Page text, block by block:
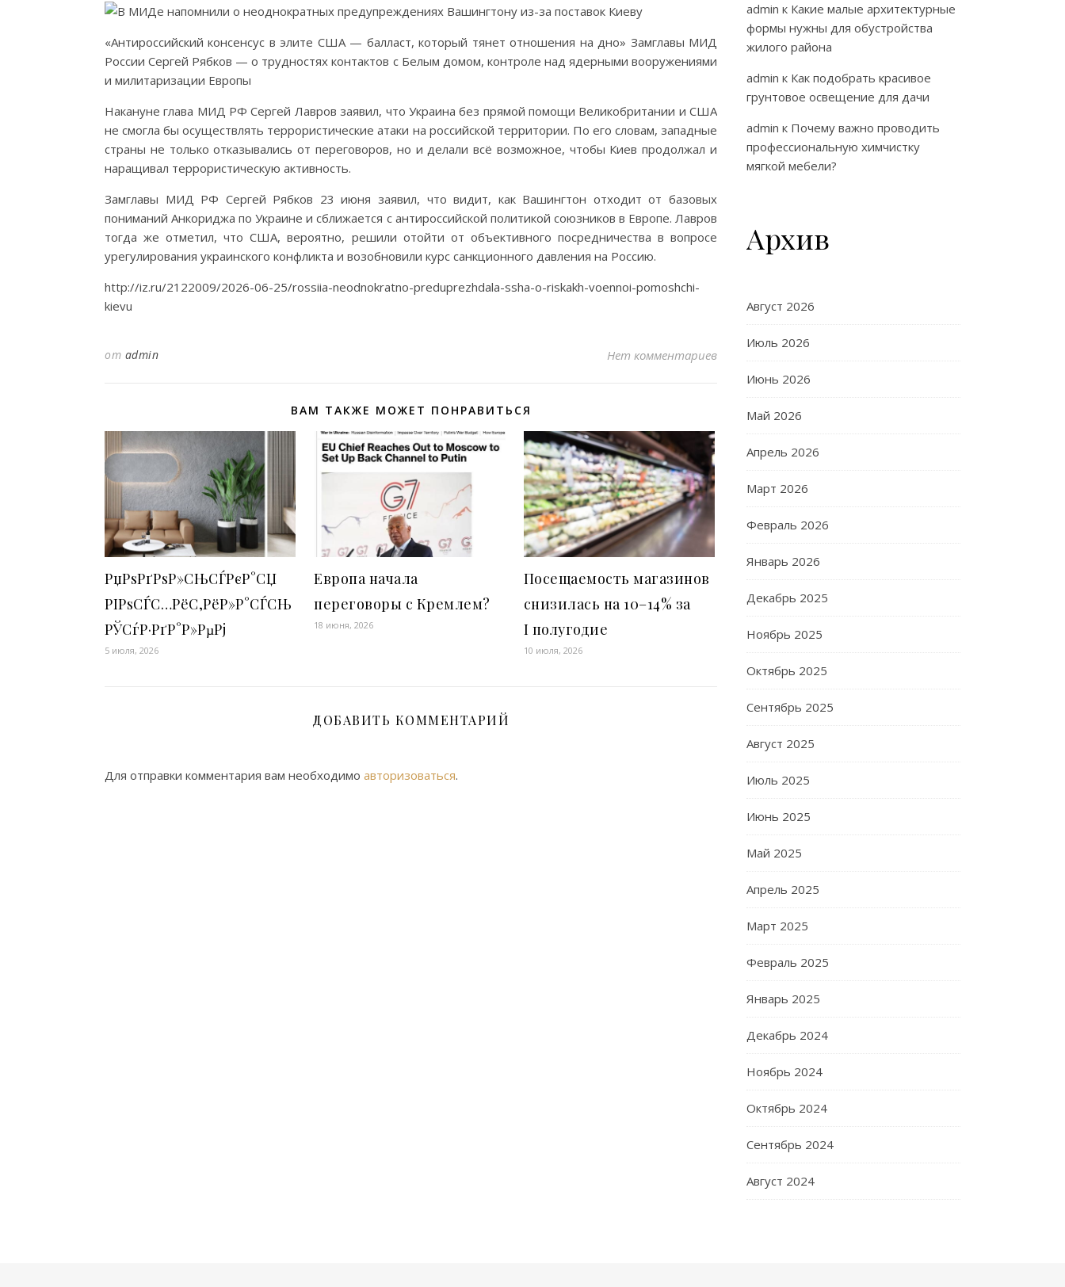
«Антироссийский консенсус в элите США — балласт, который тянет отношения на дно» Замглавы МИД
России Сергей Рябков — о трудностях контактов с Белым домом, контроле над ядерными вооружениями
и милитаризации Европы
Накануне глава МИД РФ Сергей Лавров заявил, что Украина без прямой помощи Великобритании и США
не смогла бы осуществлять террористические атаки на российской территории. По его словам, западные
страны не только отказывались от переговоров, но и делали всё возможное, чтобы Киев продолжал и
наращивал террористическую активность.
Замглавы МИД РФ Сергей Рябков 23 июня заявил, что видит, как Вашингтон отходит от базовых
пониманий Анкориджа по Украине и сближается с антироссийской политикой союзников в Европе. Лавров
тогда же отметил, что США, вероятно, решили отойти от объективного посредничества в вопросе
урегулирования украинского конфликта и возобновили курс санкционного давления на Россию.
http://iz.ru/2122009/2026-06-25/rossiia-neodnokratno-preduprezhdala-ssha-o-riskakh-voennoi-pomoshchi-
kievu
от admin Нет комментариев
ВАМ ТАКЖЕ МОЖЕТ ПОНРАВИТЬСЯ
РџРѕРґРѕР»СЊСЃРєР°СЏ
РІРѕСЃС…РёС‚РёР»Р°СЃСЊ
РЎСѓР·РґР°Р»РµРј
5 июля, 2026
Европа начала
переговоры с Кремлем?
18 июня, 2026
Посещаемость магазинов
снизилась на 10–14% за
I полугодие
10 июля, 2026
ДОБАВИТЬ КОММЕНТАРИЙ
Для отправки комментария вам необходимо авторизоваться.
admin к Какие малые архитектурные
формы нужны для обустройства
жилого района
admin к Как подобрать красивое
грунтовое освещение для дачи
admin к Почему важно проводить
профессиональную химчистку
мягкой мебели?
Архив
Август 2026
Июль 2026
Июнь 2026
Май 2026
Апрель 2026
Март 2026
Февраль 2026
Январь 2026
Декабрь 2025
Ноябрь 2025
Октябрь 2025
Сентябрь 2025
Август 2025
Июль 2025
Июнь 2025
Май 2025
Апрель 2025
Март 2025
Февраль 2025
Январь 2025
Декабрь 2024
Ноябрь 2024
Октябрь 2024
Сентябрь 2024
Август 2024